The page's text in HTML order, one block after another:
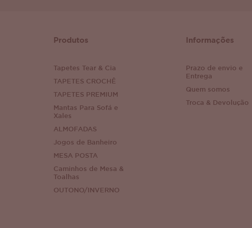
Produtos
Tapetes Tear & Cia
TAPETES CROCHÊ
TAPETES PREMIUM
Mantas Para Sofá e
Xales
ALMOFADAS
Jogos de Banheiro
MESA POSTA
Caminhos de Mesa &
Toalhas
OUTONO/INVERNO
Informações
Prazo de envio e
Entrega
Quem somos
Troca & Devolução